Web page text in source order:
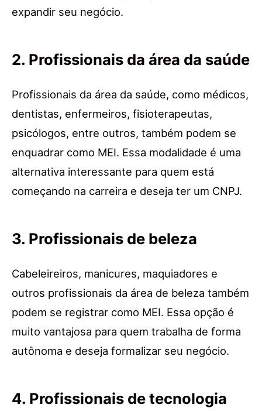
expandir seu negócio.
2. Profissionais da área da saúde
Profissionais da área da saúde, como médicos,
dentistas, enfermeiros, fisioterapeutas,
psicólogos, entre outros, também podem se
enquadrar como MEI. Essa modalidade é uma
alternativa interessante para quem está
começando na carreira e deseja ter um CNPJ.
3. Profissionais de beleza
Cabeleireiros, manicures, maquiadores e
outros profissionais da área de beleza também
podem se registrar como MEI. Essa opção é
muito vantajosa para quem trabalha de forma
autônoma e deseja formalizar seu negócio.
4. Profissionais de tecnologia